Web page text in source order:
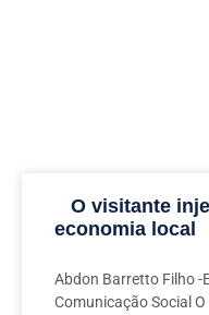
O visitante
economia local
Abdon Barretto Filho -
Comunicação Social